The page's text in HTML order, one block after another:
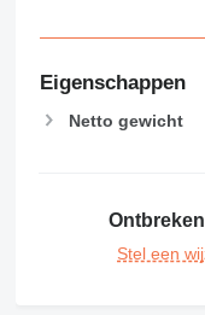
Eigenschappen
Netto gewicht
Stel een